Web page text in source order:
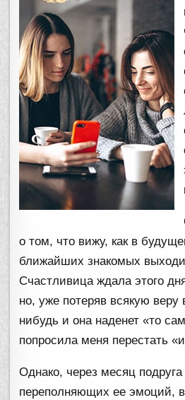
о том, что вижу, как в
ближайших знакомых
Счастливица ждала этого
но, уже потеряв всякую веру
нибудь и она наденет «то
попросила меня перестать
Однако, через месяц
переполняющих ее эмоций,